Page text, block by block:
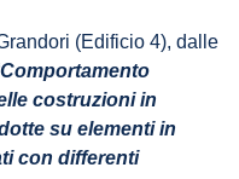
(Edificio 4), dalle
Comportamento
costruzioni in
su elementi in
con differenti